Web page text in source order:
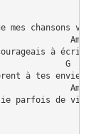
mes chansons
Am
à écrire
G
à tes envies
Am
parfois de vivre.